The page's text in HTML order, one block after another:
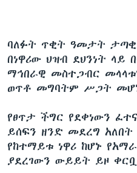
ባለፉት ጥቂት ዓመታት
በነዋሪው ህዝብ ደህንነት ላይ
ማኅበራዊ መስተጋብር
ወጥቶ መግባትም ሥጋት
የፀጥታ ችግር የደቀነውን
ይሰፍን ዘንድ መደረግ
የከተማይቱ ነዋሪ ከሆኑ
ያደረገውን ውይይት ይዞ